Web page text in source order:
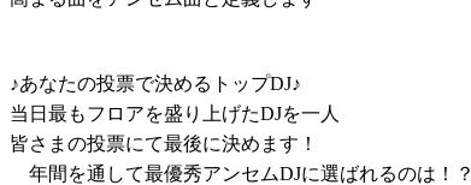
♪あなたの投票で決めるトップDJ♪
当日最もフロアを盛り上げたDJを一人
皆さまの投票にて最後に決めます！
年間を通して最優秀アンセムDJに選ばれるのは！？